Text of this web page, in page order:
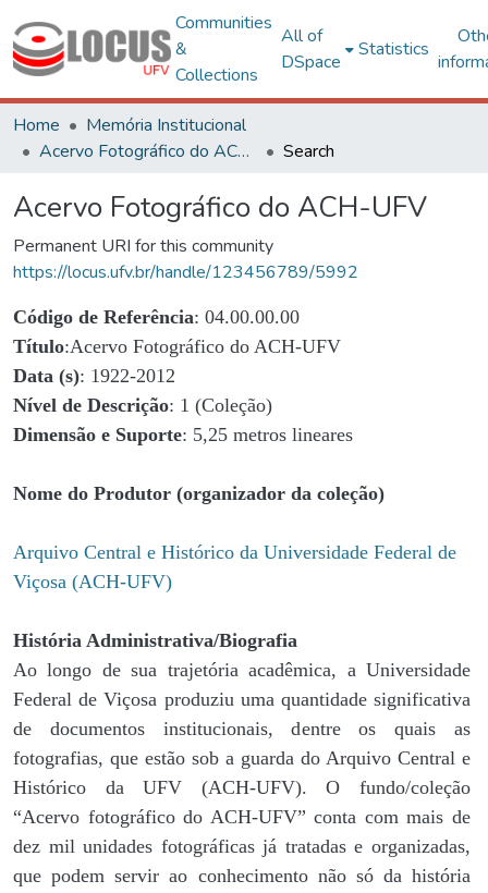
Communities
&
Collections
All of
DSpace
Statistics
Home
Memória Institucional
Acervo Fotográfico do ACH-UFV
Search
Acervo Fotográfico do ACH-UFV
Permanent URI for this community
https://locus.ufv.br/handle/123456789/5992
Código de Referência: 04.00.00.00
Título:Acervo Fotográfico do ACH-UFV
Data (s): 1922-2012
Nível de Descrição: 1 (Coleção)
Dimensão e Suporte: 5,25 metros lineares
Nome do Produtor (organizador da coleção)
Arquivo Central e Histórico da Universidade Federal de
Viçosa (ACH-UFV)
História Administrativa/Biografia
Ao longo de sua trajetória acadêmica, a Universidade
Federal de Viçosa produziu uma quantidade significativa
de documentos institucionais, dentre os quais as
fotografias, que estão sob a guarda do Arquivo Central e
Histórico da UFV (ACH-UFV). O fundo/coleção
“Acervo fotográfico do ACH-UFV” conta com mais de
dez mil unidades fotográficas já tratadas e organizadas,
que podem servir ao conhecimento não só da história